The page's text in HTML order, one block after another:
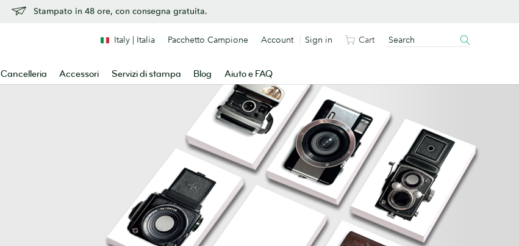
Stampato in 48 ore, con consegna gratuita.
Cancelleria Accessori Servizi di stampa Blog Aiuto e FAQ
Italy | Italia Pacchetto Campione Account Sign in Cart